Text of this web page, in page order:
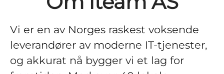
Vi er en av Norges raskest voksende
leverandører av moderne IT-tjenester,
og akkurat nå bygger vi et lag for